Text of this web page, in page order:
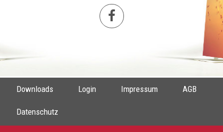
Downloads Login Impressum AGB
Datenschutz